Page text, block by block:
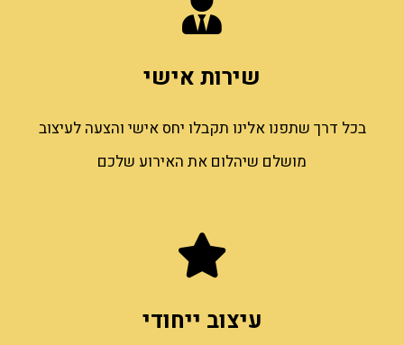
שירות אישי
בכל דרך שתפנו אלינו תקבלו יחס אישי והצעה לעיצוב
מושלם שיהלום את האירוע שלכם
עיצוב ייחודי